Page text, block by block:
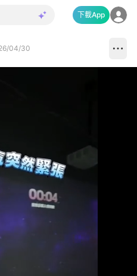
下載App
04/30